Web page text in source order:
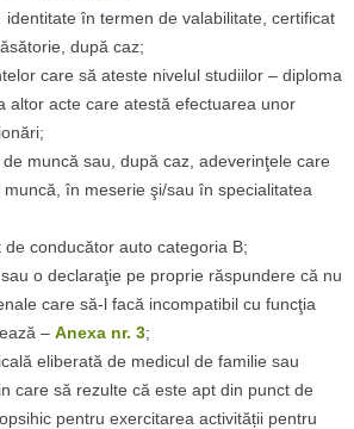
în termen de valabilitate, certificat
după caz;
care să ateste nivelul studiilor – diploma
altor acte care atestă efectuarea unor
muncă sau, după caz, adeverinţele care
în meserie şi/sau în specialitatea
conducător auto categoria B;
o declaraţie pe proprie răspundere că nu
care să-l facă incompatibil cu funcţia
– Anexa nr. 3;
eliberată de medicul de familie sau
care să rezulte că este apt din punct de
pentru exercitarea activității pentru